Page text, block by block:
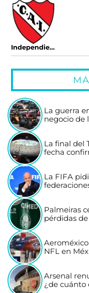
Independiente
La guerra
negocio de
La final del
fecha
La FIFA
Palmeiras
pérdidas
NFL en
Arsenal
¿de cuánto